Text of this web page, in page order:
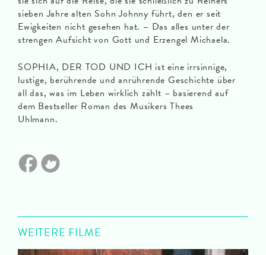
sieben Jahre alten Sohn Johnny führt, den er seit
Ewigkeiten nicht gesehen hat. – Das alles unter der
strengen Aufsicht von Gott und Erzengel Michaela. ​
SOPHIA, DER TOD UND ICH ist eine irrsinnige,
lustige, berührende und anrührende Geschichte über
all das, was im Leben wirklich zählt – basierend auf
dem Bestseller Roman des Musikers Thees
Uhlmann.
WEITERE FILME